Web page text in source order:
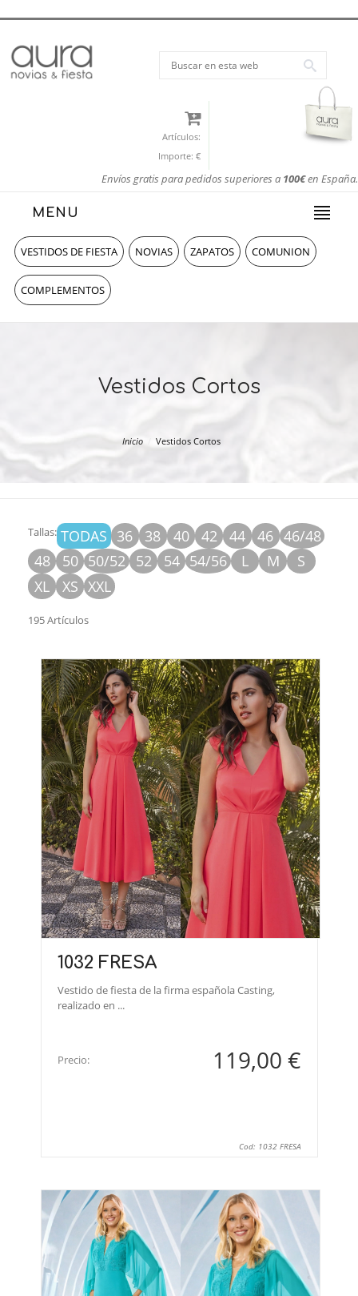
Artículos:
Importe: €
Envíos gratis para pedidos superiores a 100€en España.
MENU
VESTIDOS DE FIESTA NOVIAS ZAPATOS COMUNION
COMPLEMENTOS
Vestidos Cortos
Inicio Vestidos Cortos
Tallas: TODAS 36 38 40 42 44 46 46/48
48
50 50/52 52 54 54/56 L M
S
XL
XS XXL
195 Artículos
1032 FRESA
Vestido de fiesta de la firma española Casting,
realizado en ...
Precio: 119,00 €
Cod: 1032 FRESA